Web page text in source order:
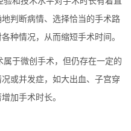
判断病情、选择恰当的手术路
种情况，从而缩短手术时间。
于微创手术，但仍存在一定的
或并发症，如大出血、子宫穿
加手术时长。